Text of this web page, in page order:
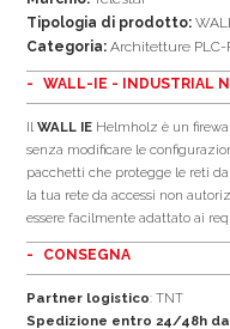
Tipologia di prodotto:
Categoria: Architetture
WALL-IE - INDUSTRIAL
IlWALL IE Helmholz è un
senza modificare le
pacchetti che protegge le reti
la tua rete da accessi non
essere facilmente adattato ai
CONSEGNA
Partner logistico: TNT
Spedizione entro 24/48h